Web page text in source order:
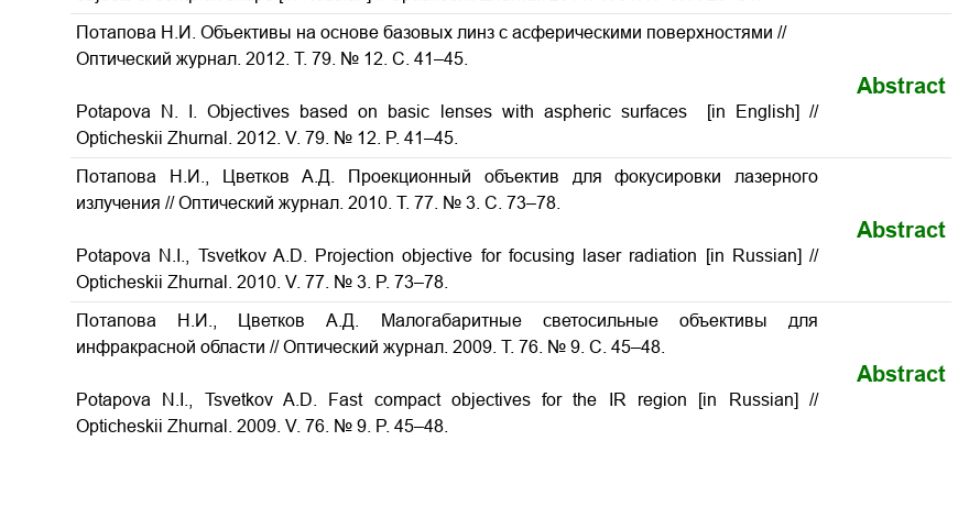
Потапова Н.И. Объективы на основе базовых линз с асферическими поверхностями //
Оптический журнал. 2012. Т. 79. № 12. С. 41–45.
Potapova N. I. Objectives based on basic lenses with aspheric surfaces [in English] //
Opticheskii Zhurnal. 2012. V. 79. № 12. P. 41–45.
Abstract
Потапова Н.И., Цветков А.Д. Проекционный объектив для фокусировки лазерного
излучения // Оптический журнал. 2010. Т. 77. № 3. С. 73–78.
Potapova N.I., Tsvetkov A.D. Projection objective for focusing laser radiation [in Russian] //
Opticheskii Zhurnal. 2010. V. 77. № 3. P. 73–78.
Abstract
Потапова Н.И., Цветков А.Д. Малогабаритные светосильные объективы для
инфракрасной области // Оптический журнал. 2009. Т. 76. № 9. С. 45–48.
Potapova N.I., Tsvetkov A.D. Fast compact objectives for the IR region [in Russian] //
Opticheskii Zhurnal. 2009. V. 76. № 9. P. 45–48.
Abstract